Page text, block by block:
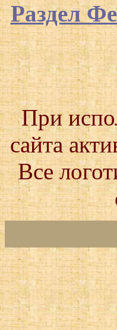
Раздел
При
сайта
Все